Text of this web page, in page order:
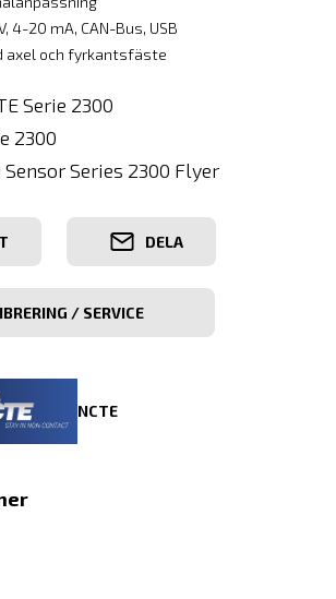
4-20 mA, CAN-Bus, USB
axel och fyrkantsfäste
Serie 2300
2300
Sensor Series 2300 Flyer
DELA
/ SERVICE
NCTE